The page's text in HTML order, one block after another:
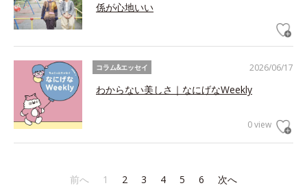
係が心地いい
2026/06/17
コラム&エッセイ
わからない美しさ｜なにげなWeekly
0 view
前へ 1 2 3 4 5 6 次へ